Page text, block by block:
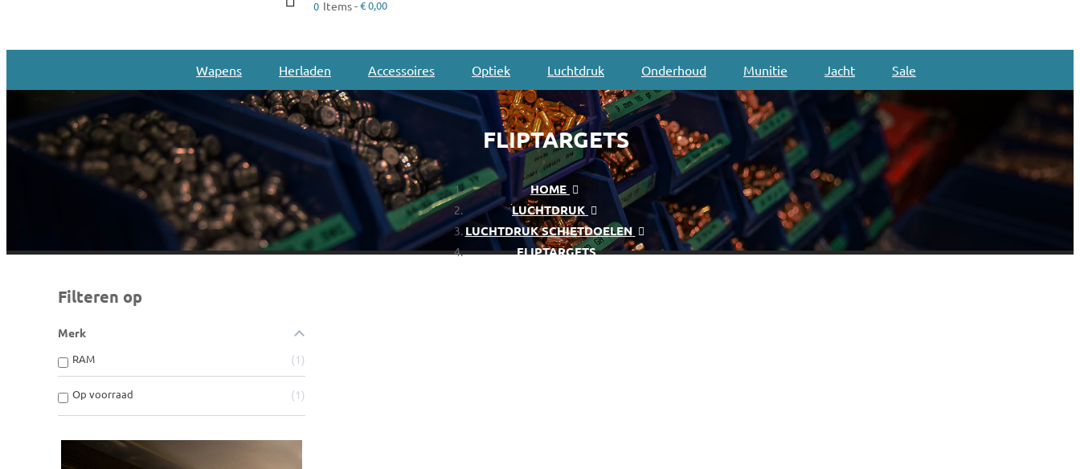
0 Items -€ 0,00
Wapens Herladen Accessoires Optiek Luchtdruk Onderhoud Munitie Jacht Sale
FLIPTARGETS
HOME
LUCHTDRUK
LUCHTDRUK SCHIETDOELEN
FLIPTARGETS
Filteren op
Merk
RAM 1
Op voorraad 1